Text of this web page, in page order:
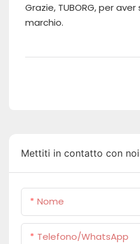
Grazie, TUBORG, per
marchio.
Mettiti in contatto con noi
Nome
Telefono/WhatsApp